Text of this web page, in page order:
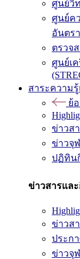
ศูนย์วิ
ศูนย์ค
อันตร
ตรวจ
ศูนย์เ
สาระความ
ย้
ข่าวส
ข่าวจุ
ปฏิทิน
ข่าวสารแล
ข่าวส
ประก
ข่าวจุ